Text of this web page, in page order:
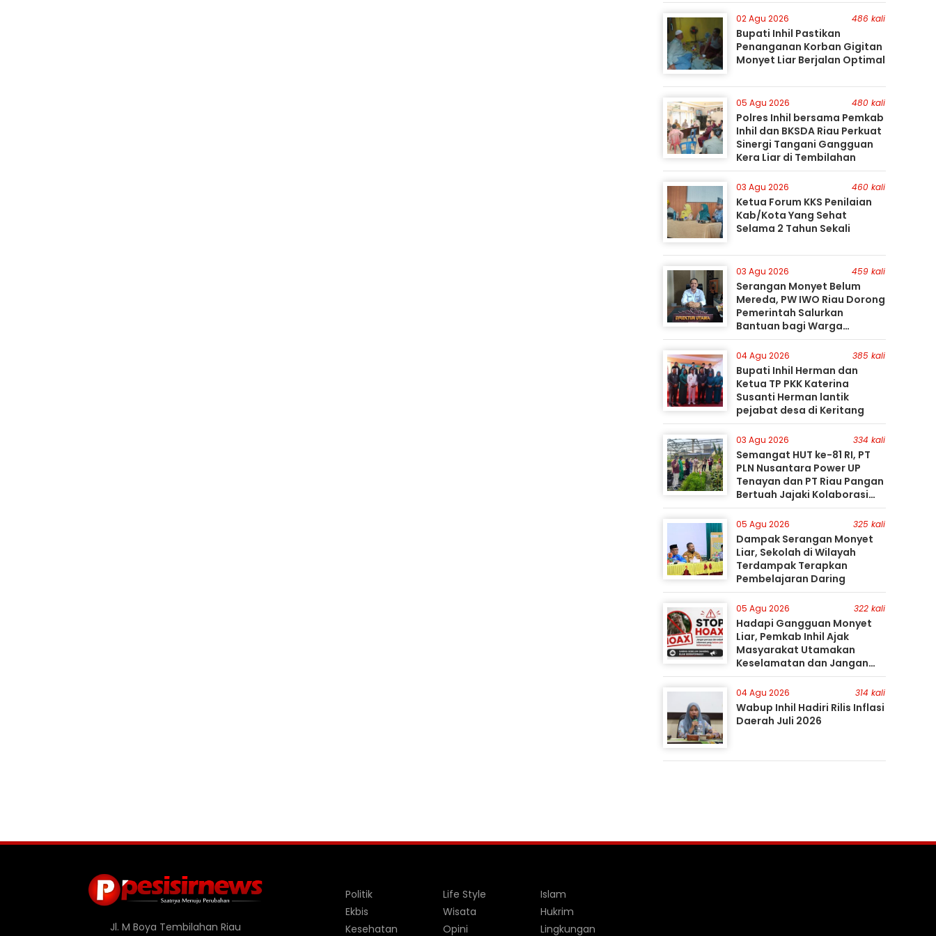
02 Agu 2026 486 kali
Bupati Inhil Pastikan
Penanganan Korban Gigitan
Monyet Liar Berjalan Optimal
05 Agu 2026 480 kali
Polres Inhil bersama Pemkab
Inhil dan BKSDA Riau Perkuat
Sinergi Tangani Gangguan
Kera Liar di Tembilahan
03 Agu 2026 460 kali
Ketua Forum KKS Penilaian
Kab/Kota Yang Sehat
Selama 2 Tahun Sekali
03 Agu 2026 459 kali
Serangan Monyet Belum
Mereda, PW IWO Riau Dorong
Pemerintah Salurkan
Bantuan bagi Warga
Terdampak
04 Agu 2026 385 kali
Bupati Inhil Herman dan
Ketua TP PKK Katerina
Susanti Herman lantik
pejabat desa di Keritang
03 Agu 2026 334 kali
Semangat HUT ke-81 RI, PT
PLN Nusantara Power UP
Tenayan dan PT Riau Pangan
Bertuah Jajaki Kolaborasi
Pemanfaatan Limbah FABA
untuk Dukung Swasembada
05 Agu 2026 325 kali
Dampak Serangan Monyet
Liar, Sekolah di Wilayah
Terdampak Terapkan
Pembelajaran Daring
05 Agu 2026 322 kali
Hadapi Gangguan Monyet
Liar, Pemkab Inhil Ajak
Masyarakat Utamakan
Keselamatan dan Jangan
Mudah Percaya Hoaks
04 Agu 2026 314 kali
Wabup Inhil Hadiri Rilis Inflasi
Daerah Juli 2026
Jl. M Boya Tembilahan Riau
Politik
Ekbis
Kesehatan
Life Style
Wisata
Opini
Islam
Hukrim
Lingkungan